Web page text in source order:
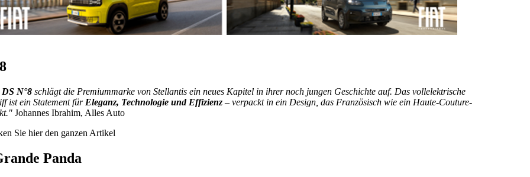
DS N°8 schlägt die Premiummarke von Stellantis ein neues Kapitel in ihrer noch jungen Geschichte auf. Das vollelektrische
ist ein Statement für Eleganz, Technologie und Effizienz – verpackt in ein Design, das Französisch wie ein Haute-Couture-
Johannes Ibrahim, Alles Auto
Sie hierden ganzen Artikel
Panda